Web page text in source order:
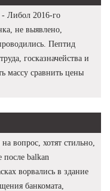
- Либол 2016-го
не выявлено,
Пептид
госказначейства и
массу сравнить цены
вопрос, хотят стильно,
после balkan
ворвались в здание
банкомата,